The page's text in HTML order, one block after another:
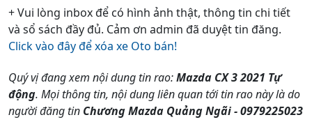
+ Vui lòng inbox để có hình ảnh thật, thông tin chi tiết
và sổ sách đầy đủ. Cảm ơn admin đã duyệt tin đăng.
Click vào đây để xóa xe Oto bán!
Quý vị đang xem nội dung tin rao:Mazda CX 3 2021 Tự
động. Mọi thông tin, nội dung liên quan tới tin rao này là do
người đăng tin Chương Mazda Quảng Ngãi - 0979225023